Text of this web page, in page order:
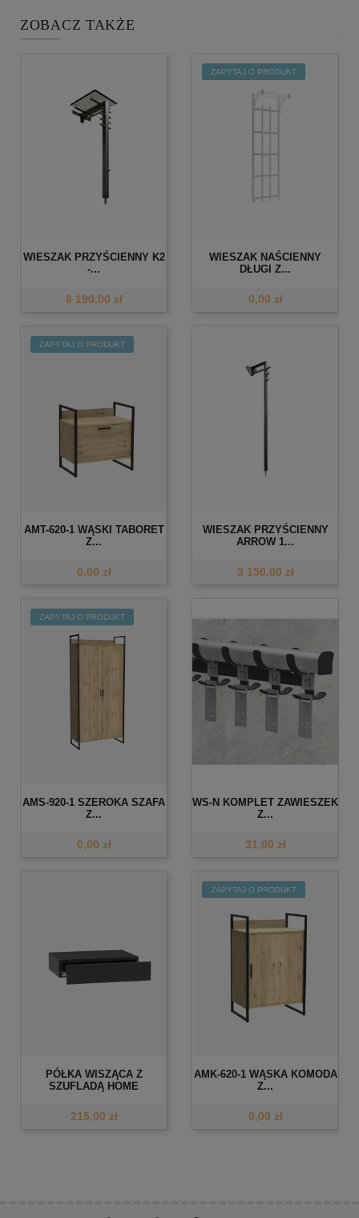
ZOBACZ TAKŻE
WIESZAK PRZYŚCIENNY K2
-...
8 190,00 zł
ZAPYTAJ O PRODUKT
WIESZAK NAŚCIENNY
DŁUGI Z...
0,00 zł
ZAPYTAJ O PRODUKT
AMT-620-1 WĄSKI TABORET
Z...
0,00 zł
WIESZAK PRZYŚCIENNY
ARROW 1...
3 150,00 zł
ZAPYTAJ O PRODUKT
AMS-920-1 SZEROKA SZAFA
Z...
0,00 zł
WS-N KOMPLET ZAWIESZEK
Z...
31,00 zł
PÓŁKA WISZĄCA Z
SZUFLADĄ HOME
215,00 zł
ZAPYTAJ O PRODUKT
AMK-620-1 WĄSKA KOMODA
Z...
0,00 zł